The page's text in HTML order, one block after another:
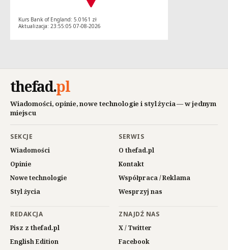
Kurs Bank of England: 5.0161 zł
Aktualizacja: 23:55:05 07-08-2026
thefad.pl
Wiadomości, opinie, nowe technologie i styl życia — w jednym
miejscu
SEKCJE
Wiadomości
Opinie
Nowe technologie
Styl życia
SERWIS
O thefad.pl
Kontakt
Współpraca / Reklama
Wesprzyj nas
REDAKCJA
Pisz z thefad.pl
English Edition
ZNAJDŹ NAS
X / Twitter
Facebook